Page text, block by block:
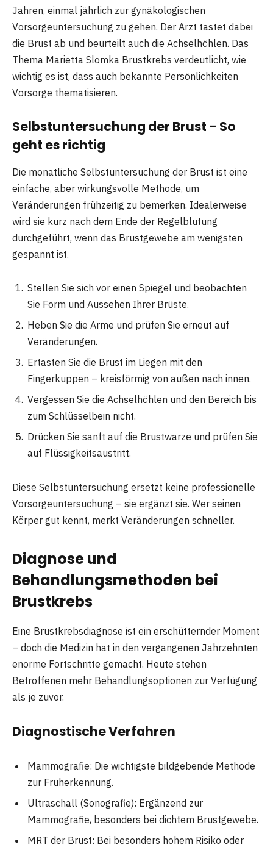
Jahren, einmal jährlich zur gynäkologischen
Vorsorgeuntersuchung zu gehen. Der Arzt tastet dabei
die Brust ab und beurteilt auch die Achselhöhlen. Das
Thema Marietta Slomka Brustkrebs verdeutlicht, wie
wichtig es ist, dass auch bekannte Persönlichkeiten
Vorsorge thematisieren.
Selbstuntersuchung der Brust – So
geht es richtig
Die monatliche Selbstuntersuchung der Brust ist eine
einfache, aber wirkungsvolle Methode, um
Veränderungen frühzeitig zu bemerken. Idealerweise
wird sie kurz nach dem Ende der Regelblutung
durchgeführt, wenn das Brustgewebe am wenigsten
gespannt ist.
Stellen Sie sich vor einen Spiegel und beobachten
Sie Form und Aussehen Ihrer Brüste.
Heben Sie die Arme und prüfen Sie erneut auf
Veränderungen.
Ertasten Sie die Brust im Liegen mit den
Fingerkuppen – kreisförmig von außen nach innen.
Vergessen Sie die Achselhöhlen und den Bereich bis
zum Schlüsselbein nicht.
Drücken Sie sanft auf die Brustwarze und prüfen Sie
auf Flüssigkeitsaustritt.
Diese Selbstuntersuchung ersetzt keine professionelle
Vorsorgeuntersuchung – sie ergänzt sie. Wer seinen
Körper gut kennt, merkt Veränderungen schneller.
Diagnose und
Behandlungsmethoden bei
Brustkrebs
Eine Brustkrebsdiagnose ist ein erschütternder Moment
– doch die Medizin hat in den vergangenen Jahrzehnten
enorme Fortschritte gemacht. Heute stehen
Betroffenen mehr Behandlungsoptionen zur Verfügung
als je zuvor.
Diagnostische Verfahren
Mammografie: Die wichtigste bildgebende Methode
zur Früherkennung.
Ultraschall (Sonografie): Ergänzend zur
Mammografie, besonders bei dichtem Brustgewebe.
MRT der Brust: Bei besonders hohem Risiko oder